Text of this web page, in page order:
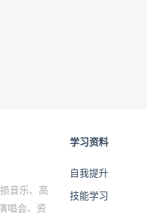
音乐、高
唱会、资
学习资料
自我提升
技能学习